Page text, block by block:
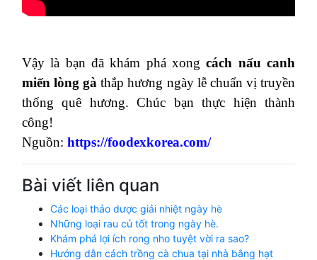
Vậy là bạn đã khám phá xongcách nấu canh
miến lòng gà thắp hương ngày lễ chuẩn vị truyền
thống quê hương. Chúc bạn thực hiện thành
công!
Nguồn: https://foodexkorea.com/
Bài viết liên quan
Các loại thảo dược giải nhiệt ngày hè
Những loại rau củ tốt trong ngày hè.
Khám phá lợi ích rong nho tuyệt vời ra sao?
Hướng dẫn cách trồng cà chua tại nhà bằng hạt